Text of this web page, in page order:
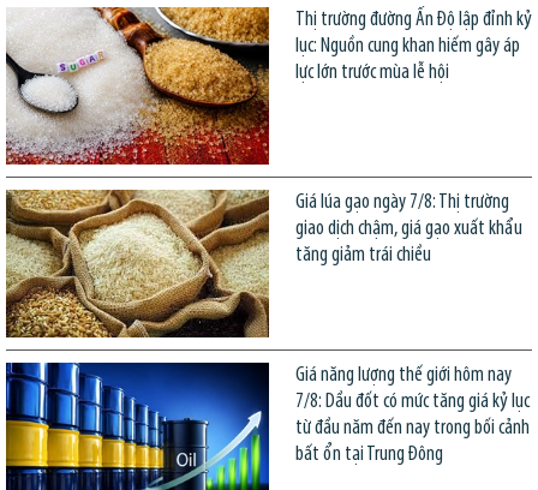
Thị trường đường Ấn Độ lập đỉnh kỷ
lục: Nguồn cung khan hiếm gây áp
lực lớn trước mùa lễ hội
Giá lúa gạo ngày 7/8: Thị trường
giao dịch chậm, giá gạo xuất khẩu
tăng giảm trái chiều
Giá năng lượng thế giới hôm nay
7/8: Dầu đốt có mức tăng giá kỷ lục
từ đầu năm đến nay trong bối cảnh
bất ổn tại Trung Đông